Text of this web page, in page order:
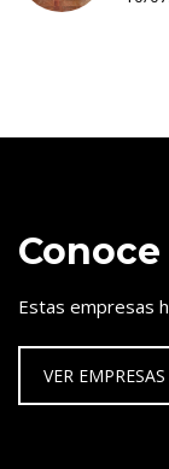
Estas empresas
VER